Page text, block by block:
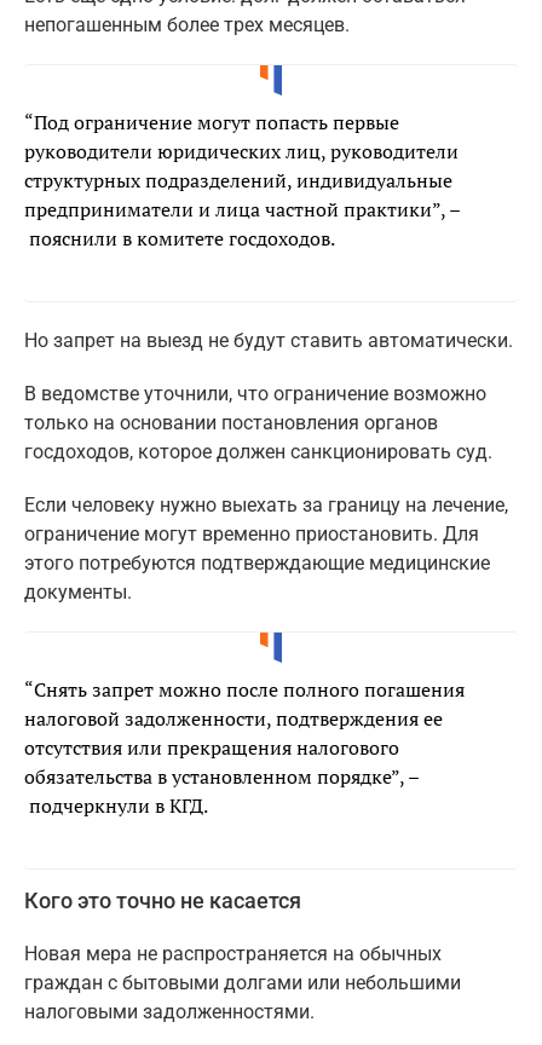
непогашенным более трех месяцев.
“Под ограничение могут попасть первые
руководители юридических лиц, руководители
структурных подразделений, индивидуальные
предприниматели и лица частной практики”, –
пояснили в комитете госдоходов.
Но запрет на выезд не будут ставить автоматически.
В ведомстве уточнили, что ограничение возможно
только на основании постановления органов
госдоходов, которое должен санкционировать суд.
Если человеку нужно выехать за границу на лечение,
ограничение могут временно приостановить. Для
этого потребуются подтверждающие медицинские
документы.
“Снять запрет можно после полного погашения
налоговой задолженности, подтверждения ее
отсутствия или прекращения налогового
обязательства в установленном порядке”, –
подчеркнули в КГД.
Кого это точно не касается
Новая мера не распространяется на обычных
граждан с бытовыми долгами или небольшими
налоговыми задолженностями.